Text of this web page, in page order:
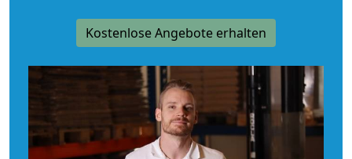
Kostenlose Angebote erhalten